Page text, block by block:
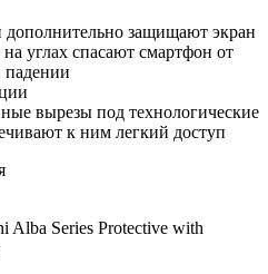
защищают экран
углах спасают смартфон от
вырезы под технологические
к ним легкий доступ
Alba Series Protective with